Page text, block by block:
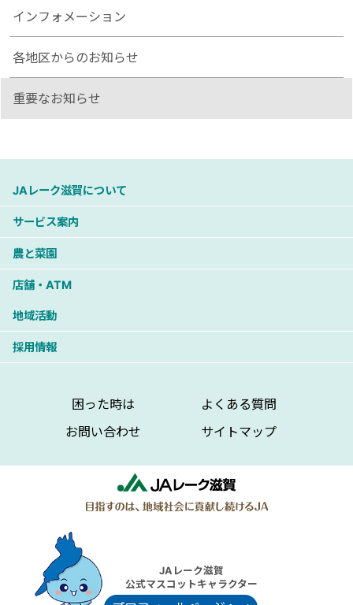
インフォメーション
各地区からのお知らせ
重要なお知らせ
JAレーク滋賀について
サービス案内
農と菜園
店舗・ATM
地域活動
採用情報
困った時は
よくある質問
お問い合わせ
サイトマップ
JAレーク滋賀
公式マスコットキャラクター